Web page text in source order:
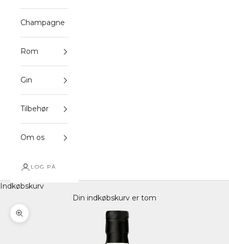
Champagne
Rom
Gin
Tilbehør
Om os
LOG PÅ
Indkøbskurv
Din indkøbskurv er tom
Zoom